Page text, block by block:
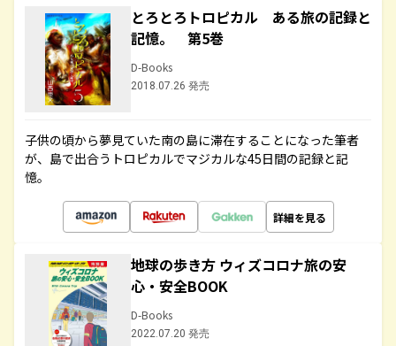
とろとろトロピカル ある旅の記録と
記憶。 第5巻
D-Books
2018.07.26 発売
子供の頃から夢見ていた南の島に滞在することになった筆者
が、島で出合うトロピカルでマジカルな45日間の記録と記
憶。
詳細を見る
地球の歩き方 ウィズコロナ旅の安
心・安全BOOK
D-Books
2022.07.20 発売